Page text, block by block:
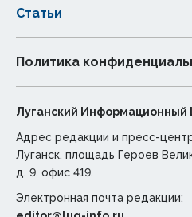
Статьи
Политика
Луганский Информационный
Адрес редакции и пресс-
Луганск, площадь Героев
д. 9, офис 419.
Электронная почта редакции: